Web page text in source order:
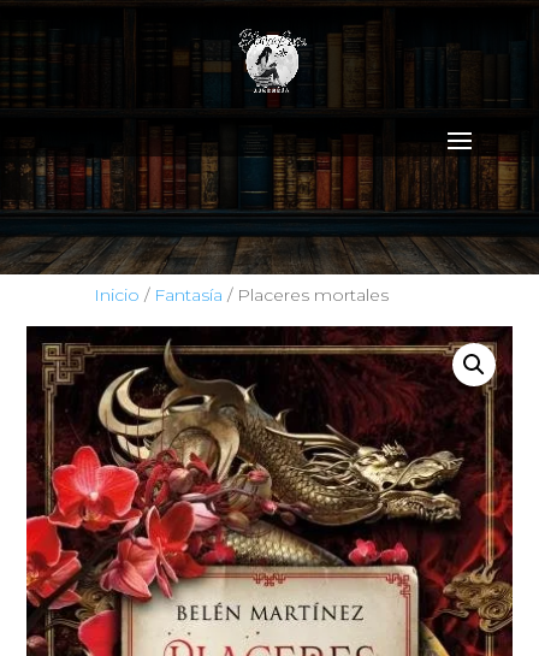
Inicio / Fantasía / Placeres mortales